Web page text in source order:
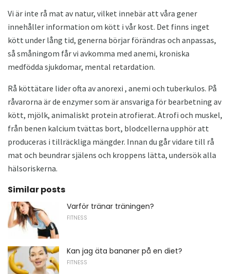
Vi är inte rå mat av natur, vilket innebär att våra gener
innehåller information om kött i vår kost. Det finns inget
kött under lång tid, generna börjar förändras och anpassas,
så småningom får vi avkomma med anemi, kroniska
medfödda sjukdomar, mental retardation.
Rå köttätare lider ofta av anorexi , anemi och tuberkulos. På
råvarorna är de enzymer som är ansvariga för bearbetning av
kött, mjölk, animaliskt protein atrofierat. Atrofi och muskel,
från benen kalcium tvättas bort, blodcellerna upphör att
produceras i tillräckliga mängder. Innan du går vidare till rå
mat och beundrar själens och kroppens lätta, undersök alla
hälsoriskerna.
Similar posts
Varför tränar träningen?
FITNESS
Kan jag äta bananer på en diet?
FITNESS